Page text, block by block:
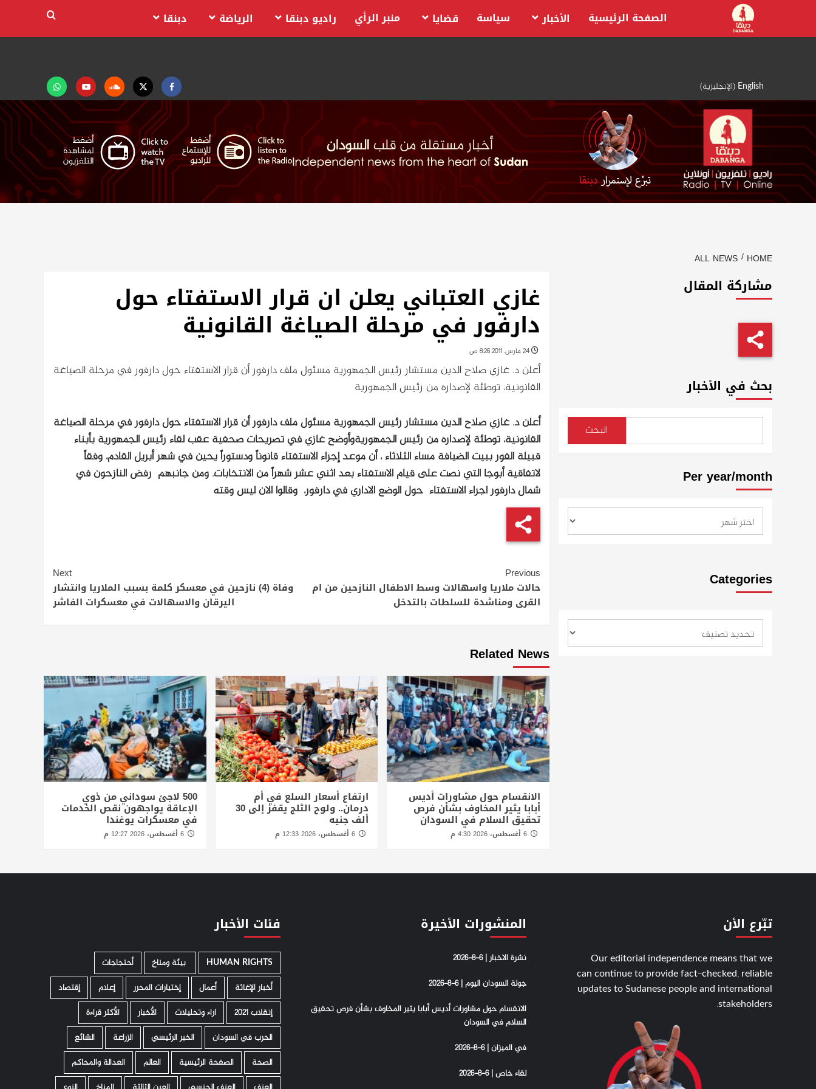
content
English
(الإنجليزية)
Facebook
Twitter
Soundcloud
Youtubeتابعنا
على
واتساب
الصفحة الرئيسية الأخبار سياسة قضايا منبر الرأي راديو دبنقا الرياضة دبنقا
HOME
ALL NEWS
غازي العتباني يعلن ان قرار الاستفتاء حول
دارفور في مرحلة الصياغة القانونية
24 مارس، 2011 8:26 ص
أعلن د. غازي صلاح الدين مستشار رئيس الجمهورية مسئول ملف دارفور أن قرار الاستفتاء حول دارفور في مرحلة الصياغة
القانونية، توطئة لإصداره من رئيس الجمهورية
أعلن د. غازي صلاح الدين مستشار رئيس الجمهورية مسئول ملف دارفور أن قرار الاستفتاء حول دارفور في مرحلة الصياغة
القانونية، توطئة لإصداره من رئيس الجمهوريةوأوضح غازي في تصريحات صحفية عقب لقاء رئيس الجمهورية بأبناء
قبيلة الفور ببيت الضيافة مساء الثلاثاء ، أن موعد إجراء الاستفتاء قانوناً ودستوراً يحين في شهر أبريل القادم، وفقاً
لاتفاقية أبوجا التي نصت على قيام الاستفتاء بعد اثني عشر شهراً من الانتخابات. ومن جانبهم رفض النازحون في
شمال دارفور اجراء الاستفتاء حول الوضع الاداري في دارفور، وقالوا الان ليس وقته
Continue
Reading
Previous
حالات ملاريا واسهالات وسط الاطفال النازحين من ام
القرى ومناشدة للسلطات بالتدخل
Next
وفاة (4) نازحين في معسكر كلمة بسبب الملاريا وانتشار
اليرقان والاسهالات في معسكرات الفاشر
Related News
الانقسام حول مشاورات أديس
أبابا يثير المخاوف بشأن فرص
تحقيق السلام في السودان
6 أغسطس، 2026 4:30 م
ارتفاع أسعار السلع في أم
درمان.. ولوح الثلج يقفز إلى 30
ألف جنيه
500 لاجئ سوداني من ذوي
الإعاقة يواجهون نقص الخدمات
في معسكرات يوغندا
6 أغسطس، 2026 12:27 م
مشاركة المقال
بحث في الأخبار
البحث
Per year/month
Categories
تبّرع الأن
Our editorial independence means that we
can continue to provide fact-checked, reliable
updates to Sudanese people and international
stakeholders.
المنشورات الأخيرة
نشرة الاخبار | 6-8-2026
جولة السودان اليوم | 6-8-2026
الانقسام حول مشاورات أديس أبابا يثير المخاوف بشأن فرص تحقيق
السلام في السودان
في الميزان | 6-8-2026
لقاء خاص | 6-8-2026
فئات الأخبار
HUMAN RIGHTS ­ بيئة ومناخ
أحتجاجات
أخبار الإغاثة
أعمال إختيارات المحرر إعلام
إقتصاد
إنقلاب 2021
اراء وتحليلات الأخبار
الأكثر قراءة
الحرب في السودان
الخبر الرئيسي الزراعة
الشائع
الصحة
الصفحة الرئيسية العالم
العدالة والمحاكم